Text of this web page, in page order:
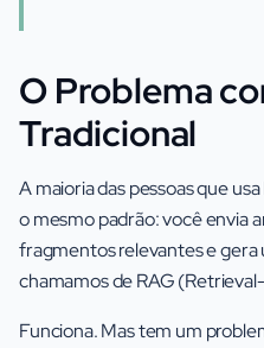
O Problema
Tradicional
A maioria das pessoas que
o mesmo padrão: você envia
fragmentos relevantes e gera
chamamos de RAG
Funciona. Mas tem um